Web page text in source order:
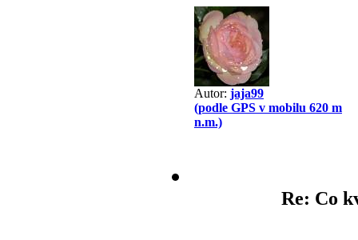
Autor: jaja99
(podle GPS v mobilu 620 m
n.m.)
Re: Co